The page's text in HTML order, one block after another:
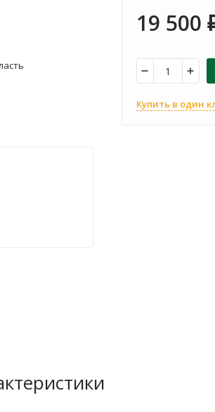
19 500
Купить в один